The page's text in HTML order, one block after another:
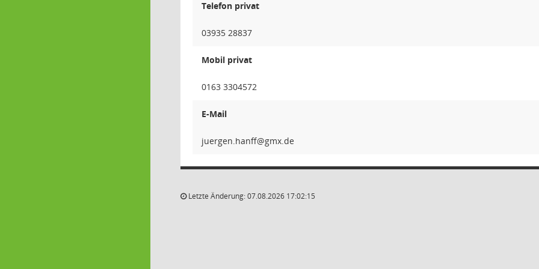
Telefon privat
03935 28837
Mobil privat
0163 3304572
E-Mail
ffnah.
Letzte Änderung: 07.08.2026 17:02:15